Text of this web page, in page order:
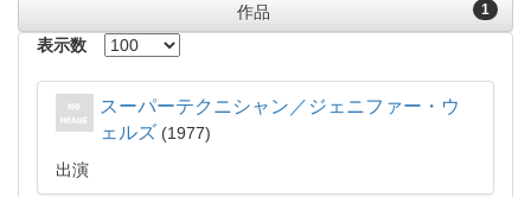
1
作品
表示数
スーパーテクニシャン／ジェニファー・ウ
ェルズ
1977
出演